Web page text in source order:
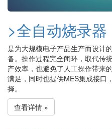
>全自动烧录器
是为大规模电子产品生产而设计
备。操作过程完全闭环，取代传
产效率，也避免了人工操作带来
满足，同时也提供MES集成接口
择。
查看详情 »